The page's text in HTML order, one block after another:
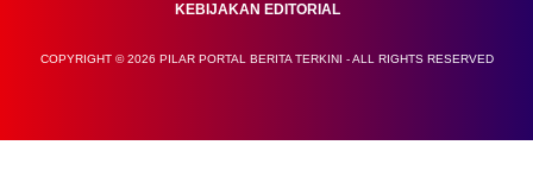
KEBIJAKAN EDITORIAL
COPYRIGHT © 2026 PILAR PORTAL BERITA TERKINI - ALL RIGHTS RESERVED